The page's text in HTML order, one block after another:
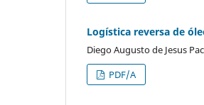
Logística reversa de
Diego Augusto de Jesus
PDF/A